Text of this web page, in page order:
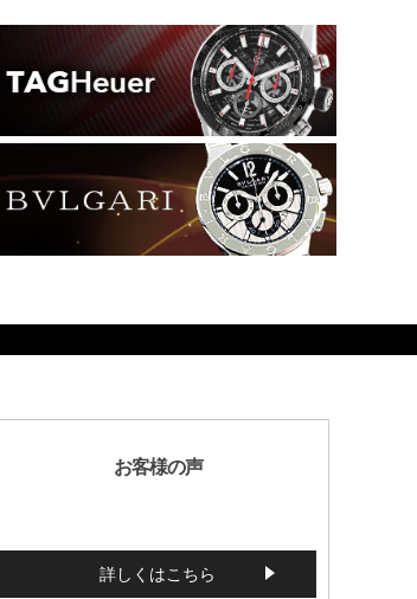
お客様の声
詳しくはこちら